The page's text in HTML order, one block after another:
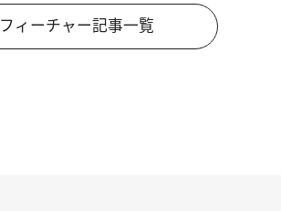
フィーチャー記事一覧